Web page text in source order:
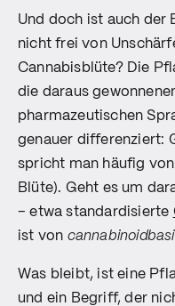
Und doch ist auch der
nicht frei von
Cannabisblüte? Die
die daraus
pharmazeutischen
genauer differenziert:
spricht man häufig von
Blüte). Geht es um
– etwa standardisierte
ist von
Was bleibt, ist eine
und ein Begriff, der